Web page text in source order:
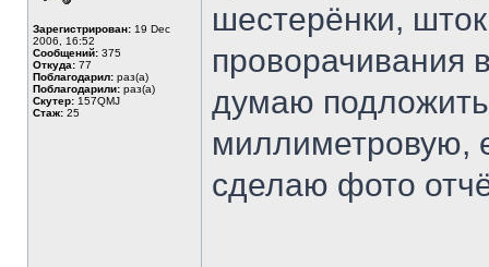
Зарегистрирован: 19 Dec
2006, 16:52
Сообщений: 375
Откуда: 77
Поблагодарил: раз(а)
Поблагодарили: раз(а)
Скутер: 157QMJ
Стаж: 25
шестерёнки,
проворачивания
думаю
миллиметровую,
сделаю фото